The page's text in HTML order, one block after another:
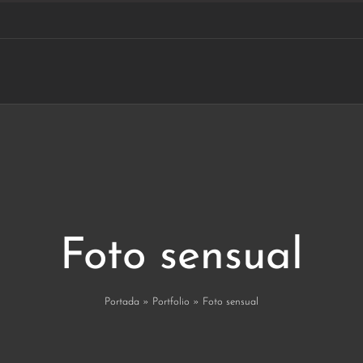
Foto sensual
Portada » Portfolio » Foto sensual